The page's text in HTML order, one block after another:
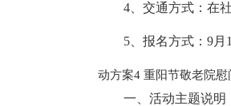
4、交通方式：在
5、报名方式：9月
动方案4
一、活动主题说明
重阳节敬老院慰